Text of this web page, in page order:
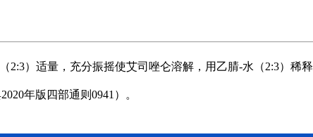
2:3）适量，充分振摇使艾司唑仑溶解，用乙腈-水（2:3）稀
年版四部通则0941）。